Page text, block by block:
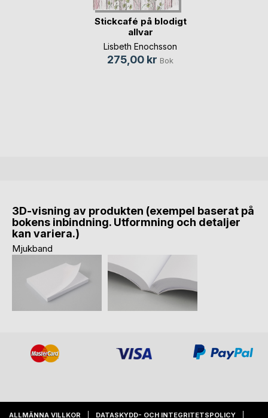
Stickcafé på blodigt
allvar
Lisbeth Enochsson
275,00 kr Bok
3D-visning av produkten (exempel baserat på
bokens inbindning. Utformning och detaljer
kan variera.)
Mjukband
ALLMÄNNA VILLKOR DATASKYDD- OCH INTEGRITETSPOLICY